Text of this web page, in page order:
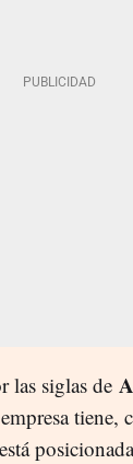
las siglas de
tiene,